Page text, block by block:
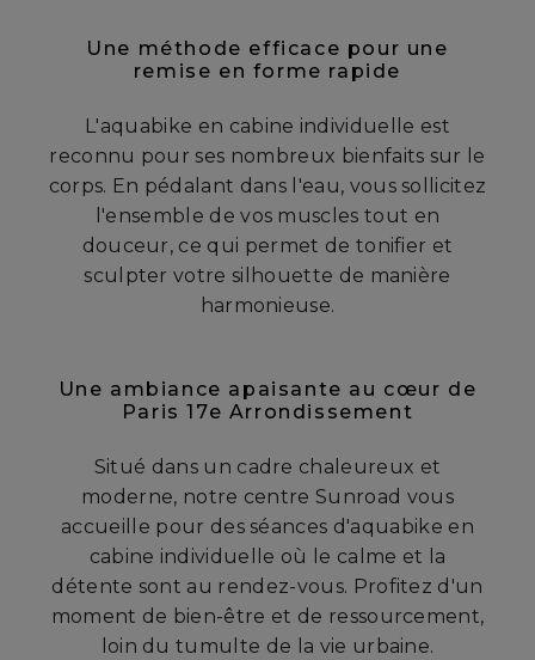
Une méthode efficace pour une
remise en forme rapide
L'aquabike en cabine individuelle est
reconnu pour ses nombreux bienfaits sur le
corps. En pédalant dans l'eau, vous sollicitez
l'ensemble de vos muscles tout en
douceur, ce qui permet de tonifier et
sculpter votre silhouette de manière
harmonieuse.
Une ambiance apaisante au cœur de
Paris 17e Arrondissement
Situé dans un cadre chaleureux et
moderne, notre centre Sunroad vous
accueille pour des séances d'aquabike en
cabine individuelle où le calme et la
détente sont au rendez-vous. Profitez d'un
moment de bien-être et de ressourcement,
loin du tumulte de la vie urbaine.